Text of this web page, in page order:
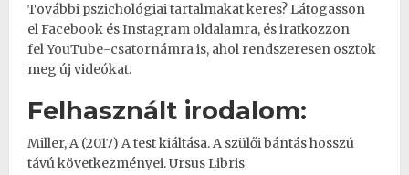
További pszichológiai tartalmakat keres? Látogasson
elFacebook ésInstagram oldalamra, és iratkozzon
felYouTube-csatornámrais, ahol rendszeresen osztok
meg új videókat.
Felhasznált irodalom:
Miller, A (2017) A test kiáltása. A szülői bántás hosszú
távú következményei. Ursus Libris